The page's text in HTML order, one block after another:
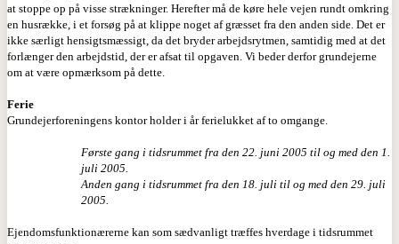
at stoppe op på visse strækninger. Herefter må de køre hele vejen rundt omkring
en husrække, i et forsøg på at klippe noget af græsset fra den anden side. Det er
ikke særligt hensigtsmæssigt, da det bryder arbejdsrytmen, samtidig med at det
forlænger den arbejdstid, der er afsat til opgaven. Vi beder derfor grundejerne
om at være opmærksom på dette.
Ferie
Grundejerforeningens kontor holder i år ferielukket af to omgange.
Første gang i tidsrummet fra den 22. juni 2005 til og med den 1.
juli 2005.
Anden gang i tidsrummet fra den 18. juli til og med den 29. juli
2005.
Ejendomsfunktionærerne kan som sædvanligt træffes hverdage i tidsrummet